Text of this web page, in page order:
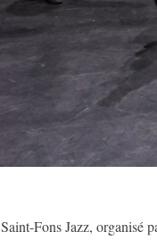
Fons Jazz, organisé